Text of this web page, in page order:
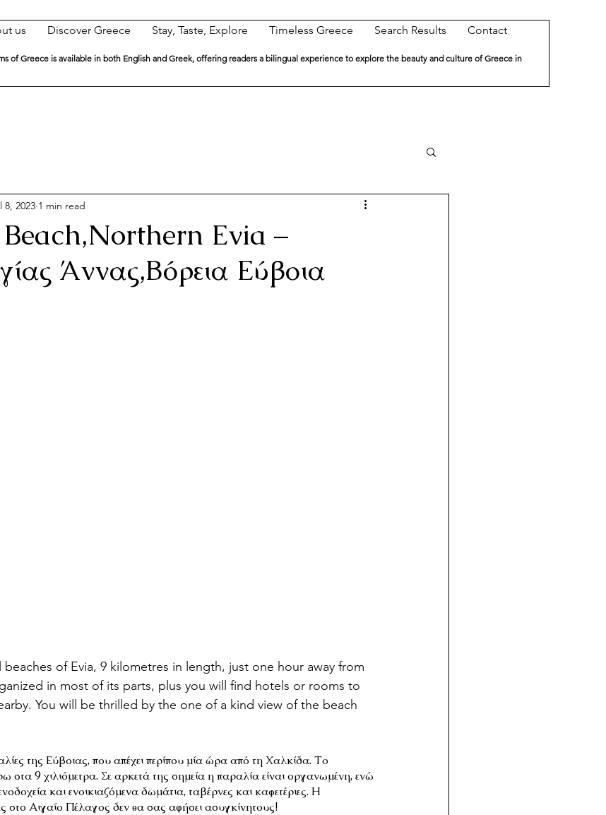
us Discover Greece Stay, Taste, Explore Timeless Greece Search Results Contact
of Greece is available in both English and Greek, offering readers a bilingual experience to explore the beauty and culture of Greece in
Evia –
Άννας,Βόρεια Εύβοια
8, 2023 1 min read
of Evia, 9 kilometres in length, just one hour away from
in most of its parts, plus you will find hotels or rooms to
You will be thrilled by the one of a kind view of the beach
της Εύβοιας, που απέχει περίπου μία ώρα από τη Χαλκίδα. Το
στα 9 χιλιόμετρα. Σε αρκετά της σημεία η παραλία είναι οργανωμένη, ενώ
και ενοικιαζόμενα δωμάτια, ταβέρνες και καφετέριες. Η
στο Αιγαίο Πέλαγος δεν θα σας αφήσει ασυγκίνητους!